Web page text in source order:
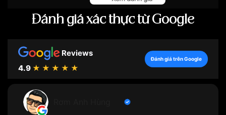
Đánh giá xác thực từ Google
Reviews
4.9 ★★★★★
Đánh giá trên Google